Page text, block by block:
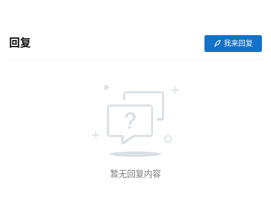
照
回复 我来回复
暂无回复内容